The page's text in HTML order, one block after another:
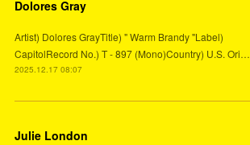
Dolores Gray
Artist) Dolores GrayTitle) " Warm Brandy "Label)
CapitolRecord No.) T - 897 (Mono)Country) U.S. Ori…
2025.12.17 08:07
Julie London